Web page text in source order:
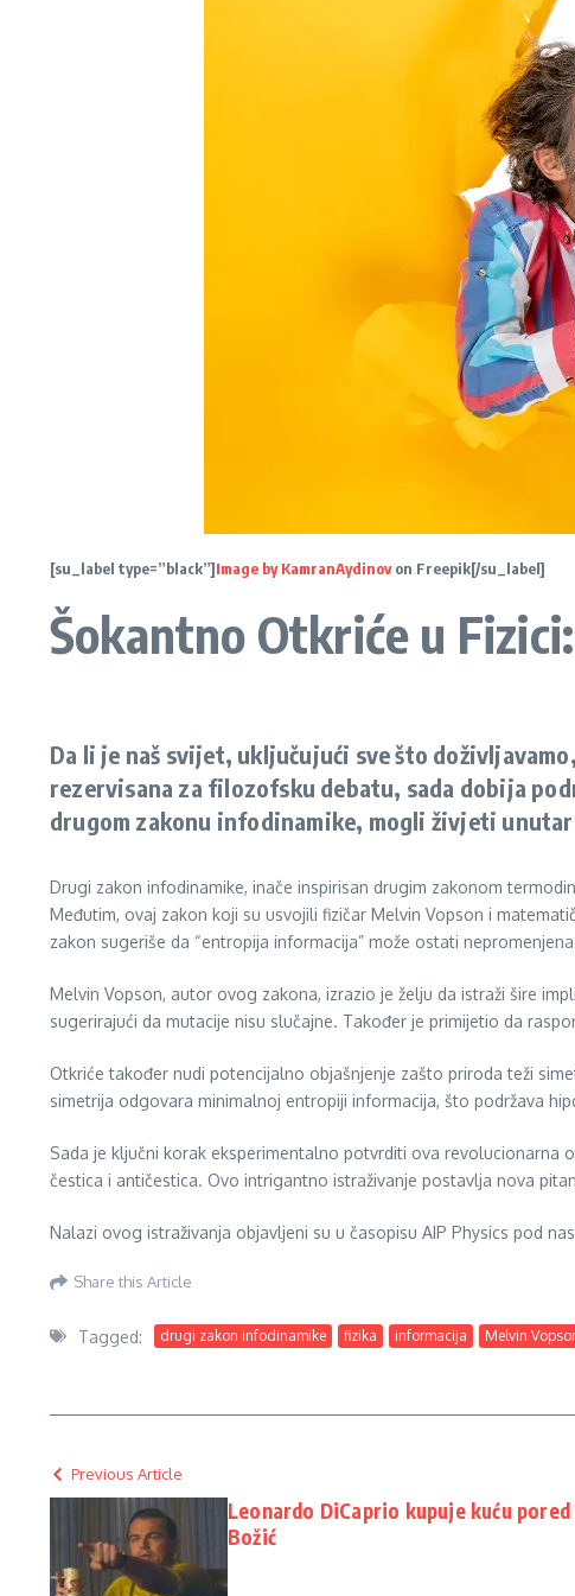
[su_label type=”black”]Image by KamranAydinovon Freepik[/su_label]
Šokantno Otkriće u
Da li je naš svijet, uključujući sve što
rezervisana za filozofsku debatu, sada dobija
drugom zakonu infodinamike, mogli živjeti
Drugi zakon infodinamike, inače inspirisan drugim zakonom
Međutim, ovaj zakon koji su usvojili fizičar Melvin Vopson i
zakon sugeriše da “entropija informacija” može ostati
Melvin Vopson, autor ovog zakona, izrazio je želju da istraži šire
sugerirajući da mutacije nisu slučajne. Također je primijetio da
Otkriće također nudi potencijalno objašnjenje zašto priroda teži
simetrija odgovara minimalnoj entropiji informacija, što podržava
Sada je ključni korak eksperimentalno potvrditi ova revolucionarna
čestica i antičestica. Ovo intrigantno istraživanje postavlja nova
Nalazi ovog istraživanja objavljeni su u časopisu AIP Physics pod
Share this Article
Tagged: drugi zakon infodinamike fizika informacija Melvin
Previous Article
Leonardo DiCaprio kupuje kuću pored
Božić